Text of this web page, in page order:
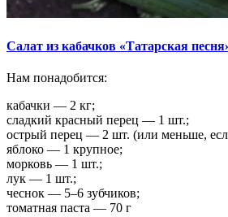
Салат из кабачков «Татарская
Нам понадобится:
кабачки — 2 кг;
сладкий красный перец — 1 шт.;
острый перец — 2 шт. (или меньше,
яблоко — 1 крупное;
морковь — 1 шт.;
лук — 1 шт.;
чеснок — 5–6 зубчиков;
томатная паста — 70 г